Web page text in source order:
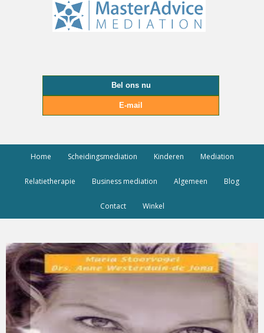
Bel ons nu
E-mail
Home Scheidingsmediation Kinderen Mediation
Relatietherapie Business mediation Algemeen Blog
Contact Winkel